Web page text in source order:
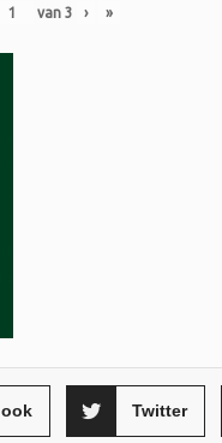
van 3 › »
Twitter